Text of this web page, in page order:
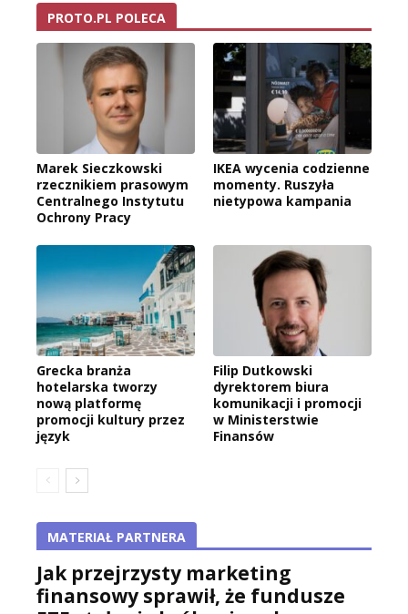
PROTO.PL POLECA
Marek Sieczkowski
rzecznikiem prasowym
Centralnego Instytutu
Ochrony Pracy
IKEA wycenia codzienne
momenty. Ruszyła
nietypowa kampania
Grecka branża
hotelarska tworzy
nową platformę
promocji kultury przez
język
Filip Dutkowski
dyrektorem biura
komunikacji i promocji
w Ministerstwie
Finansów
MATERIAŁ PARTNERA
Jak przejrzysty marketing
finansowy sprawił, że fundusze